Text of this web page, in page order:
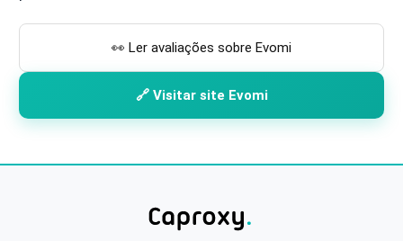
👀 Ler avaliações sobre Evomi
🔗 Visitar site Evomi